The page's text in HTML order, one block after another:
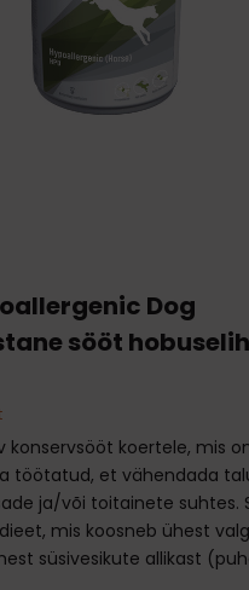
Dog
sööt
konservsööt koertele, mis
töötatud, et vähendada
ja/või toitainete suhtes.
mis koosneb ühest
süsivesikute allikast